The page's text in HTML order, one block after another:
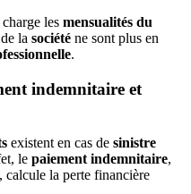
les mensualités du
de la société ne sont plus en
.
indemnitaire et
existent en cas de sinistre
le paiement indemnitaire,
, calcule la perte financière